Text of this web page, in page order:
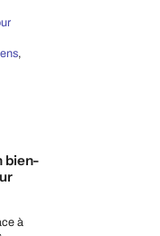
,
bien-
à